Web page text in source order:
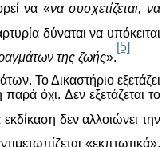
να «να συσχετίζεται, να
δύναται να υπόκειται
της ζωής».
[5]
Το Δικαστήριο εξετάζει
όχι. Δεν εξετάζεται το
εκδίκαση δεν αλλοιώνει την
«εκπτωτικά».